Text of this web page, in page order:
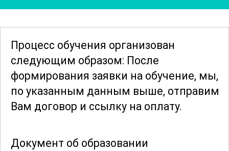
контроля и управления параметрами
стабильных и предсказуемых
результатов.
Особое внимание уделяется
современным тенденциям и
инновациям в области травления
элементов. Участники познакомятся с
Процесс обучения организован
следующим образом: После
формирования заявки на обучение, мы,
по указанным данным выше, отправим
Вам договор и ссылку на оплату.
Документ об образовании